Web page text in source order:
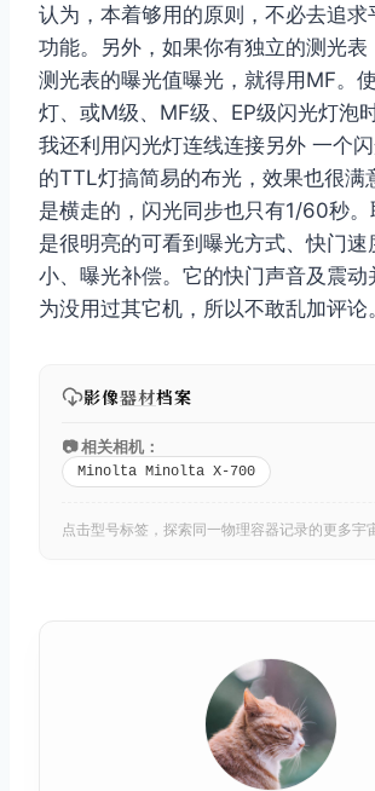
认为，本着够用的原则，不必去追求
功能。另外，如果你有独立的测光表
测光表的曝光值曝光，就得用MF。
灯、或M级、MF级、EP级闪光灯泡
我还利用闪光灯连线连接另外 一个
的TTL灯搞简易的布光，效果也很满
是横走的，闪光同步也只有1/60秒
是很明亮的可看到曝光方式、快门速
小、曝光补偿。它的快门声音及震动
为没用过其它机，所以不敢乱加评论。
影像器材档案
📷 相关相机：
Minolta Minolta X-700
点击型号标签，探索同一物理容器记录的更多宇